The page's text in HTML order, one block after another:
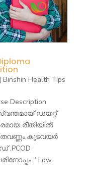
Binshin Health Tips
Description
ഡയറ്റ്
രീതിയിൽ
,PCOD
” Low